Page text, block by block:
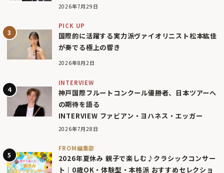
2026年7月29日
PICK UP
国際的に活躍する実力派ヴァイオリニスト松本紘佳
が奏でる極上の響き
2026年8月2日
INTERVIEW
神戸国際フルートコンクール優勝者、日本ツアーへ
の期待を語る
INTERVIEW ファビアン・ヨハネス・エッガー
2026年7月28日
FROM編集部
2026年夏休み 親子で楽しむ♪クラシックコンサー
ト｜0歳OK・体験型・本格派 おすすめセレクショ